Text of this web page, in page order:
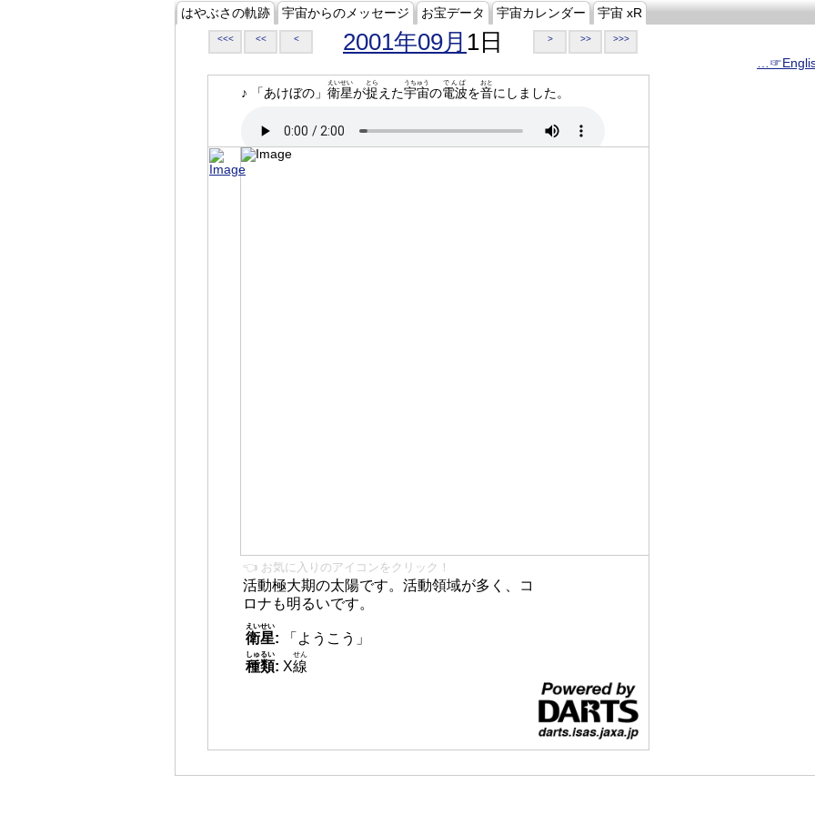
はやぶさの軌跡 宇宙からのメッセージ お宝データ 宇宙カレンダー 宇宙 xR
<<< << < 2001年09月 1日 > >> >>>
♪ 「あけぼの」 衛星
えいせい
が捉
とら
えた宇宙
うちゅう
の電波
でんぱ
を音
おと
にしました。
👈 お気に入りのアイコンをクリック！
活動極大期の太陽です。活動領域が多く、コ
ロナも明るいです。
衛星
えいせい
:
「ようこう」
種類
しゅるい
: X線
せん